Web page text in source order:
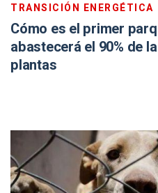
TRANSICIÓN ENERGÉTICA
Cómo es el primer
abastecerá el 90% de
plantas